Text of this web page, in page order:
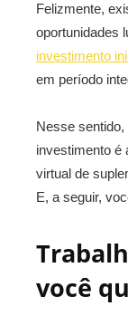
Felizmente,
oportunidades
investimento
em período
Nesse
investimento é
virtual de
E, a seguir,
você